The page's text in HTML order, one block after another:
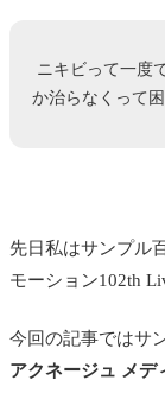
ニキビって一度
か治らなくって
先日私はサンプル
モーション102th
今回の記事ではサ
アクネージュ メデ